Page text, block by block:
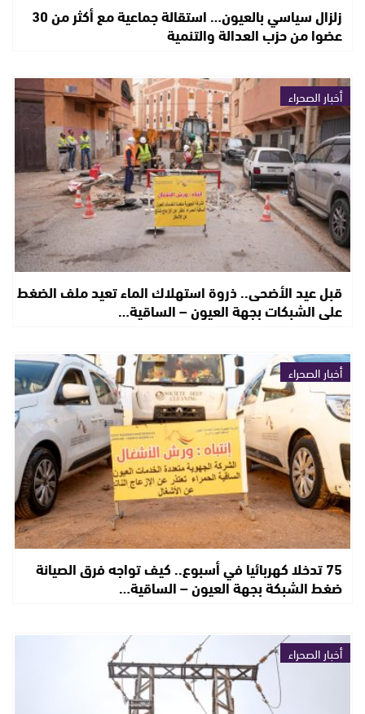
زلزال سياسي بالعيون… استقالة جماعية مع أكثر من 30
عضوا من حزب العدالة والتنمية
أخبار الصحراء
قبل عيد الأضحى.. ذروة استهلاك الماء تعيد ملف الضغط
على الشبكات بجهة العيون – الساقية…
أخبار الصحراء
75 تدخلا كهربائيا في أسبوع.. كيف تواجه فرق الصيانة
ضغط الشبكة بجهة العيون – الساقية…
أخبار الصحراء